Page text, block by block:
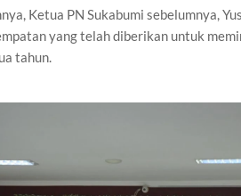
Ketua PN Sukabumi sebelumnya,
yang telah diberikan untuk
tahun.